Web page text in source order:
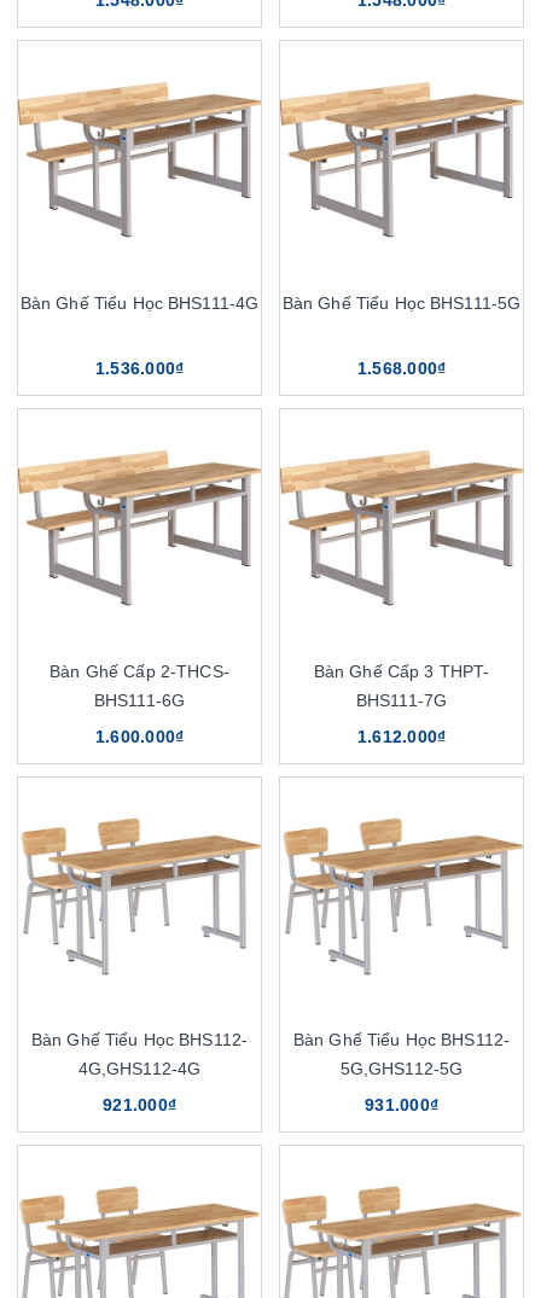
Bàn Ghế Tiểu Học BHS111-4G
1.536.000₫
Bàn Ghế Tiểu Học BHS111-5G
1.568.000₫
Bàn Ghế Cấp 2-THCS-
BHS111-6G
1.600.000₫
Bàn Ghế Cấp 3 THPT-
BHS111-7G
1.612.000₫
Bàn Ghế Tiểu Học BHS112-
4G,GHS112-4G
921.000₫
Bàn Ghế Tiểu Học BHS112-
5G,GHS112-5G
931.000₫